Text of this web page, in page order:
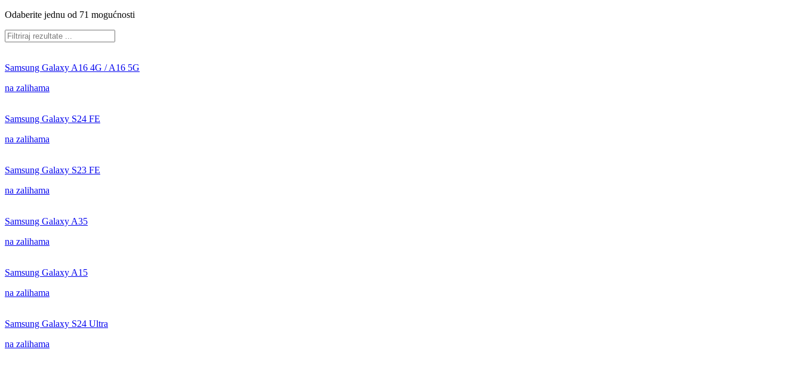
Odaberite jednu od 71 mogućnosti
Samsung Galaxy A16 4G / A16 5G
na zalihama
Samsung Galaxy S24 FE
na zalihama
Samsung Galaxy S23 FE
na zalihama
Samsung Galaxy A35
na zalihama
Samsung Galaxy A15
na zalihama
Samsung Galaxy S24 Ultra
na zalihama